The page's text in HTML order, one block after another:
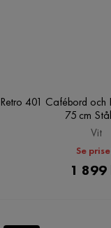
Retro 401 Cafébord och
75 cm
Vit
Se
1 899